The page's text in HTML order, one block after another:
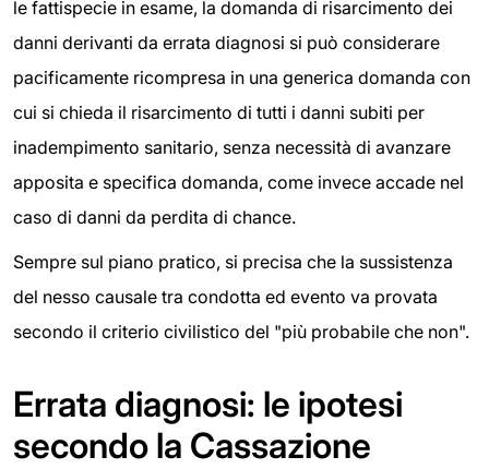
le fattispecie in esame, la domanda di risarcimento dei
danni derivanti da errata diagnosi si può considerare
pacificamente ricompresa in una generica domanda con
cui si chieda il risarcimento di tutti i danni subiti per
inadempimento sanitario, senza necessità di avanzare
apposita e specifica domanda, come invece accade nel
caso di danni da perdita di chance.
Sempre sul piano pratico, si precisa che la sussistenza
del nesso causale tra condotta ed evento va provata
secondo il criterio civilistico del "più probabile che non".
Errata diagnosi: le ipotesi
secondo la Cassazione